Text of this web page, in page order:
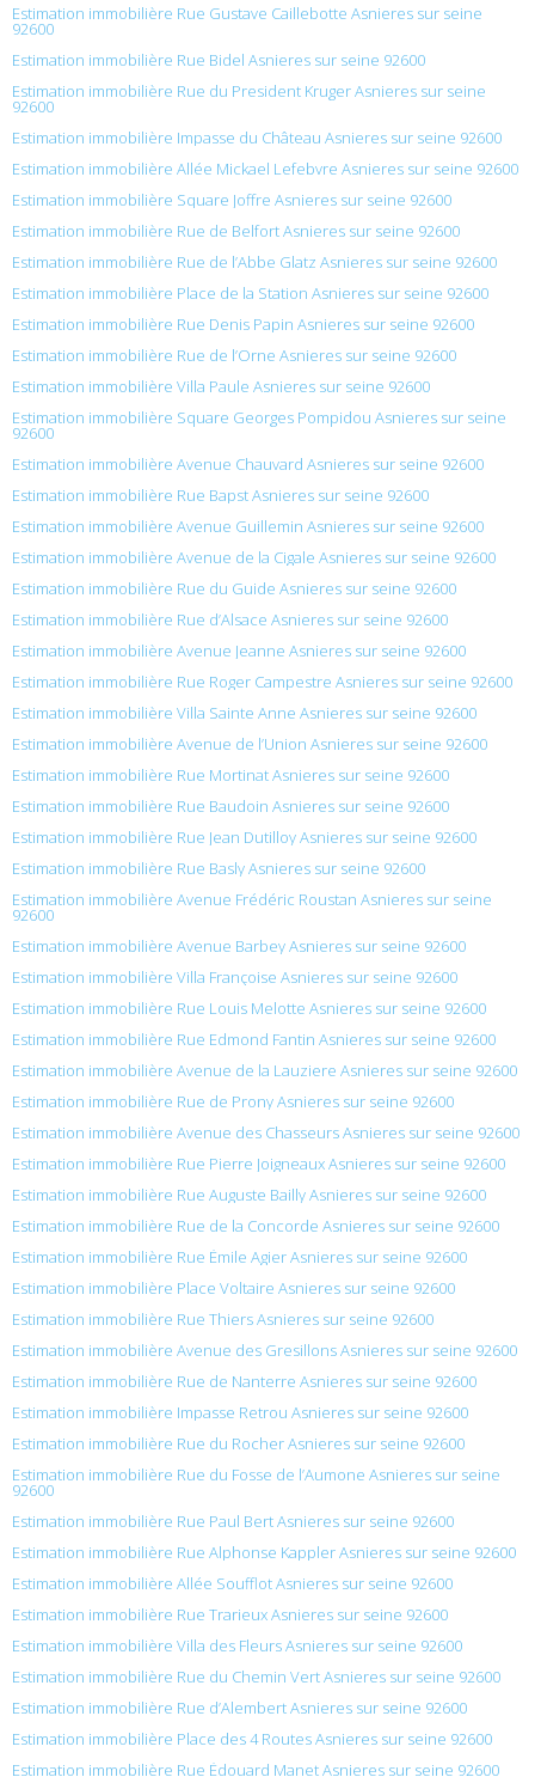
Estimation immobilière Rue Gustave Caillebotte Asnieres sur seine
92600
Estimation immobilière Rue Bidel Asnieres sur seine 92600
Estimation immobilière Rue du President Kruger Asnieres sur seine
92600
Estimation immobilière Impasse du Château Asnieres sur seine 92600
Estimation immobilière Allée Mickael Lefebvre Asnieres sur seine 92600
Estimation immobilière Square Joffre Asnieres sur seine 92600
Estimation immobilière Rue de Belfort Asnieres sur seine 92600
Estimation immobilière Rue de l’Abbe Glatz Asnieres sur seine 92600
Estimation immobilière Place de la Station Asnieres sur seine 92600
Estimation immobilière Rue Denis Papin Asnieres sur seine 92600
Estimation immobilière Rue de l’Orne Asnieres sur seine 92600
Estimation immobilière Villa Paule Asnieres sur seine 92600
Estimation immobilière Square Georges Pompidou Asnieres sur seine
92600
Estimation immobilière Avenue Chauvard Asnieres sur seine 92600
Estimation immobilière Rue Bapst Asnieres sur seine 92600
Estimation immobilière Avenue Guillemin Asnieres sur seine 92600
Estimation immobilière Avenue de la Cigale Asnieres sur seine 92600
Estimation immobilière Rue du Guide Asnieres sur seine 92600
Estimation immobilière Rue d’Alsace Asnieres sur seine 92600
Estimation immobilière Avenue Jeanne Asnieres sur seine 92600
Estimation immobilière Rue Roger Campestre Asnieres sur seine 92600
Estimation immobilière Villa Sainte Anne Asnieres sur seine 92600
Estimation immobilière Avenue de l’Union Asnieres sur seine 92600
Estimation immobilière Rue Mortinat Asnieres sur seine 92600
Estimation immobilière Rue Baudoin Asnieres sur seine 92600
Estimation immobilière Rue Jean Dutilloy Asnieres sur seine 92600
Estimation immobilière Rue Basly Asnieres sur seine 92600
Estimation immobilière Avenue Frédéric Roustan Asnieres sur seine
92600
Estimation immobilière Avenue Barbey Asnieres sur seine 92600
Estimation immobilière Villa Françoise Asnieres sur seine 92600
Estimation immobilière Rue Louis Melotte Asnieres sur seine 92600
Estimation immobilière Rue Edmond Fantin Asnieres sur seine 92600
Estimation immobilière Avenue de la Lauziere Asnieres sur seine 92600
Estimation immobilière Rue de Prony Asnieres sur seine 92600
Estimation immobilière Avenue des Chasseurs Asnieres sur seine 92600
Estimation immobilière Rue Pierre Joigneaux Asnieres sur seine 92600
Estimation immobilière Rue Auguste Bailly Asnieres sur seine 92600
Estimation immobilière Rue de la Concorde Asnieres sur seine 92600
Estimation immobilière Rue Émile Agier Asnieres sur seine 92600
Estimation immobilière Place Voltaire Asnieres sur seine 92600
Estimation immobilière Rue Thiers Asnieres sur seine 92600
Estimation immobilière Avenue des Gresillons Asnieres sur seine 92600
Estimation immobilière Rue de Nanterre Asnieres sur seine 92600
Estimation immobilière Impasse Retrou Asnieres sur seine 92600
Estimation immobilière Rue du Rocher Asnieres sur seine 92600
Estimation immobilière Rue du Fosse de l’Aumone Asnieres sur seine
92600
Estimation immobilière Rue Paul Bert Asnieres sur seine 92600
Estimation immobilière Rue Alphonse Kappler Asnieres sur seine 92600
Estimation immobilière Allée Soufflot Asnieres sur seine 92600
Estimation immobilière Rue Trarieux Asnieres sur seine 92600
Estimation immobilière Villa des Fleurs Asnieres sur seine 92600
Estimation immobilière Rue du Chemin Vert Asnieres sur seine 92600
Estimation immobilière Rue d’Alembert Asnieres sur seine 92600
Estimation immobilière Place des 4 Routes Asnieres sur seine 92600
Estimation immobilière Rue Édouard Manet Asnieres sur seine 92600